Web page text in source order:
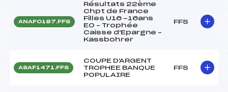
ANAF0187.FFS
Résultats 22ème
Chpt de France
Filles U16 -16ans
EO – Trophée
Caisse d'Epargne –
Kassbohrer
FFS
ASAF1471.FFS
COUPE D'ARGENT
TROPHEE BANQUE
POPULAIRE
FFS